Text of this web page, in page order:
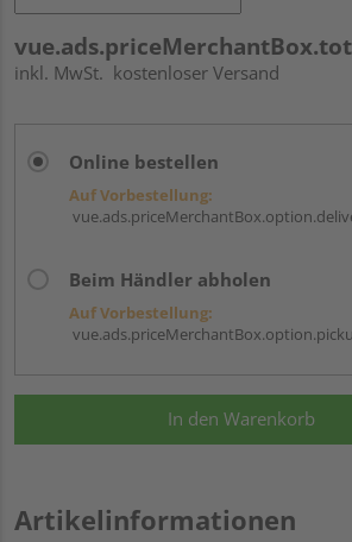
inkl. MwSt. kostenloser Versand
Online bestellen
Auf Vorbestellung:
Beim Händler abholen
Auf Vorbestellung:
In den Warenkorb
Artikelinformationen